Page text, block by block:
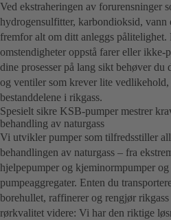
Ved ekstraheringen av forurensninger
hydrogensulfitter, karbondioksid,
fremfor alt om ditt anleggs pålitelighet.
omstendigheter oppstå farer eller ikke-
dine prosesser på lang sikt behøver
og ventiler som krever lite
bestanddelene i rikgass.
Spesielt sikre KSB-pumper mestrer
behandling av naturgass
Vi utvikler pumper som tilfredsstiller
behandlingen av naturgass – fra
hjelpepumper og kjeminormpumper
pumpeaggregater. Enten du
borehullet, raffinerer og rengjør
rørkvalitet videre: Vi har den riktige